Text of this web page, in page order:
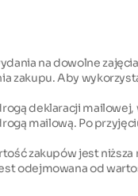
na dowolne
zakupu. Aby
deklaracji
mailową. Po
zakupów jest
odejmowana od